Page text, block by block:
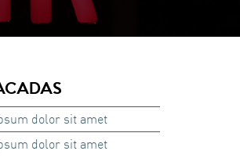
dolor sit amet
dolor sit amet